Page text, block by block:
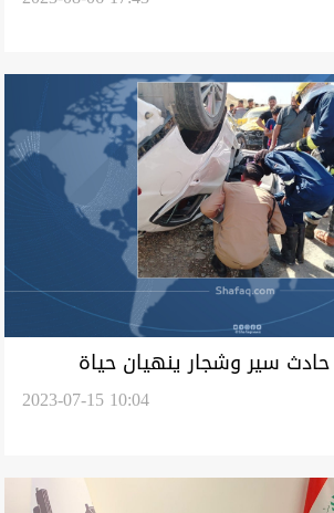
سير وشجار ينهيان حياة
2023-07-15 10:04